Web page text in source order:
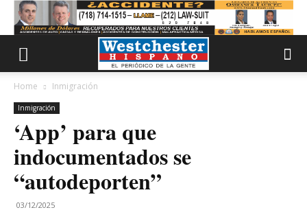
Home Inmigración
Inmigración
‘App’ para que
indocumentados se
“autodeporten”
03/12/2025